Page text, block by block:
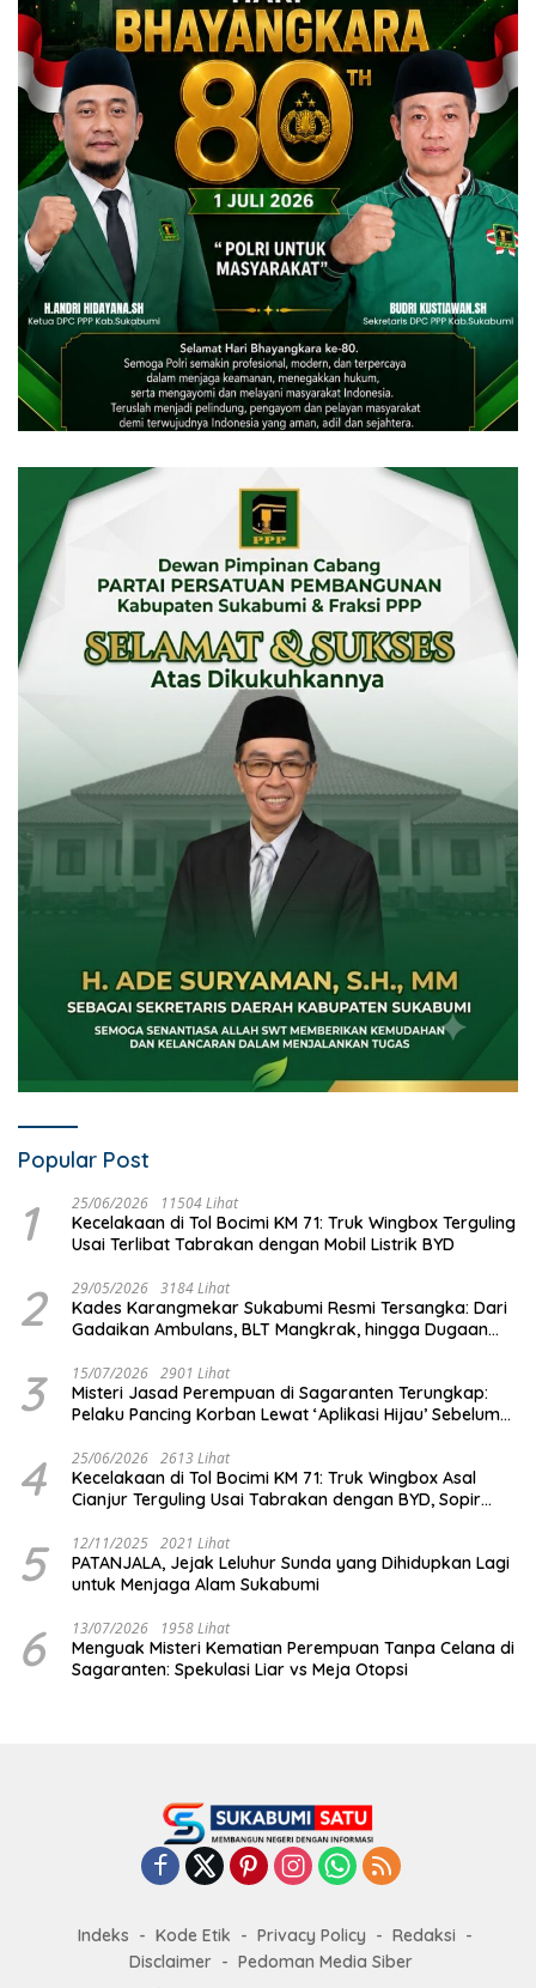
Popular Post
1 25/06/2026 11504 Lihat
Kecelakaan di Tol Bocimi KM 71: Truk Wingbox Terguling
Usai Terlibat Tabrakan dengan Mobil Listrik BYD
2 29/05/2026 3184 Lihat
Kades Karangmekar Sukabumi Resmi Tersangka: Dari
Gadaikan Ambulans, BLT Mangkrak, hingga Dugaan
3 15/07/2026 2901 Lihat
Misteri Jasad Perempuan di Sagaranten Terungkap:
Pelaku Pancing Korban Lewat ‘Aplikasi Hijau’ Sebelum
4 25/06/2026 2613 Lihat
Kecelakaan di Tol Bocimi KM 71: Truk Wingbox Asal
Cianjur Terguling Usai Tabrakan dengan BYD, Sopir
5 12/11/2025 2021 Lihat
PATANJALA, Jejak Leluhur Sunda yang Dihidupkan Lagi
untuk Menjaga Alam Sukabumi
6 13/07/2026 1958 Lihat
Menguak Misteri Kematian Perempuan Tanpa Celana di
Sagaranten: Spekulasi Liar vs Meja Otopsi
Indeks Kode Etik Privacy Policy
Redaksi
Disclaimer
Pedoman Media Siber